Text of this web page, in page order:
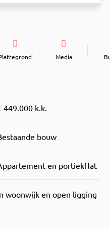
Media
449.000 k.k.
bouw
en portiekflat
woonwijk en open ligging